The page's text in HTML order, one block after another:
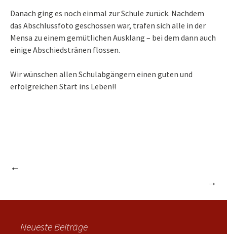
Danach ging es noch einmal zur Schule zurück. Nachdem
das Abschlussfoto geschossen war, trafen sich alle in der
Mensa zu einem gemütlichen Ausklang – bei dem dann auch
einige Abschiedstränen flossen.
Wir wünschen allen Schulabgängern einen guten und
erfolgreichen Start ins Leben!!
Beitrags-
Navigation
←
→
Neueste Beiträge